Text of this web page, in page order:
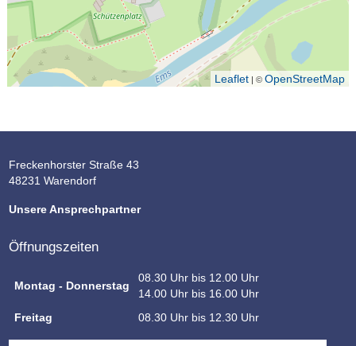
Leaflet | ©OpenStreetMap
Freckenhorster Straße 43
48231 Warendorf
Unsere Ansprechpartner
Öffnungszeiten
Montag - Donnerstag
08.30 Uhr bis 12.00 Uhr
14.00 Uhr bis 16.00 Uhr
Freitag
08.30 Uhr bis 12.30 Uhr